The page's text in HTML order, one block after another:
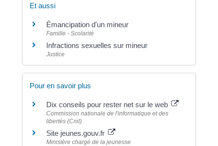
Et aussi
Émancipation d'un mineur
Famille - Scolarité
Infractions sexuelles sur mineur
Justice
Pour en savoir plus
Dix conseils pour rester net sur le web
Commission nationale de l'informatique et des
libertés (Cnil)
Site jeunes.gouv.fr
Ministère chargé de la jeunesse